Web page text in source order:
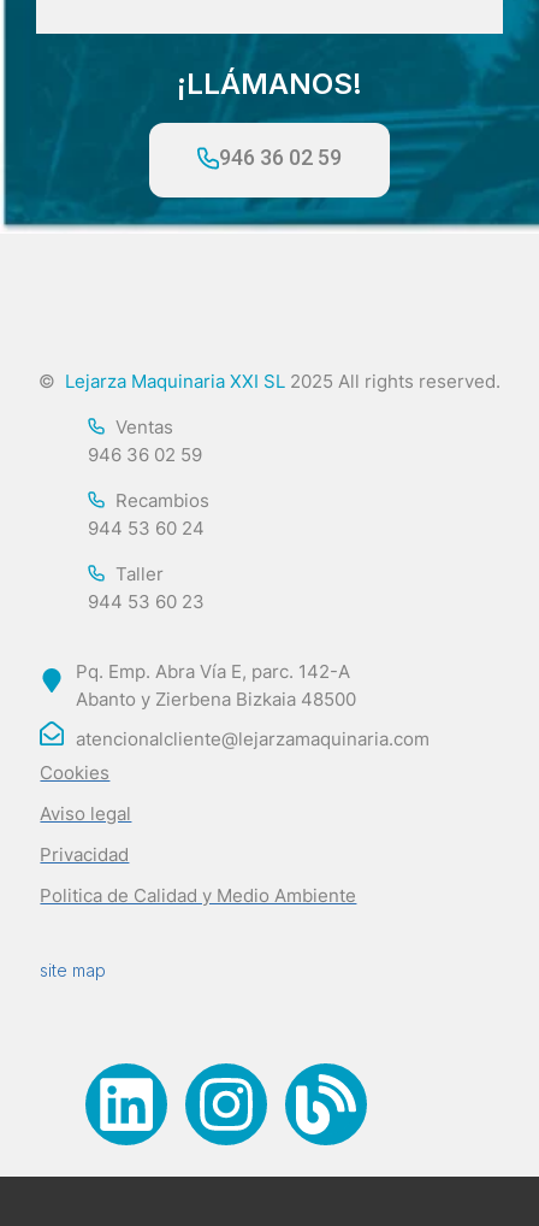
¡LLÁMANOS!
946 36 02 59
© Lejarza Maquinaria XXI SL 2025 All rights reserved.
Ventas
946 36 02 59
Recambios
944 53 60 24
Taller
944 53 60 23
Pq. Emp. Abra Vía E, parc. 142-A
Abanto y Zierbena Bizkaia 48500
atencionalcliente@lejarzamaquinaria.com
Cookies
Aviso legal
Privacidad
Politica de Calidad y Medio Ambiente
site map